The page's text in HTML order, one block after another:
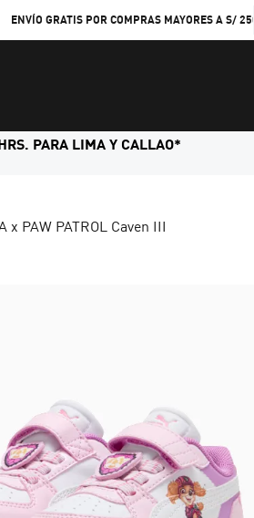
ENVÍO GRATIS POR COMPRAS MAYORES A S/ 250
PARA LIMA Y CALLAO*
PAW PATROL Caven III